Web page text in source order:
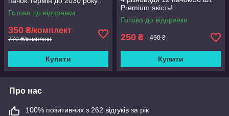
Готово до відправки
350 ₴/комплект
770 ₴/комплект
Купити
Premium якість!
Готово до відправки
250 ₴ 490 ₴
Купити
Про нас
100% позитивних з 262 відгуків за рік